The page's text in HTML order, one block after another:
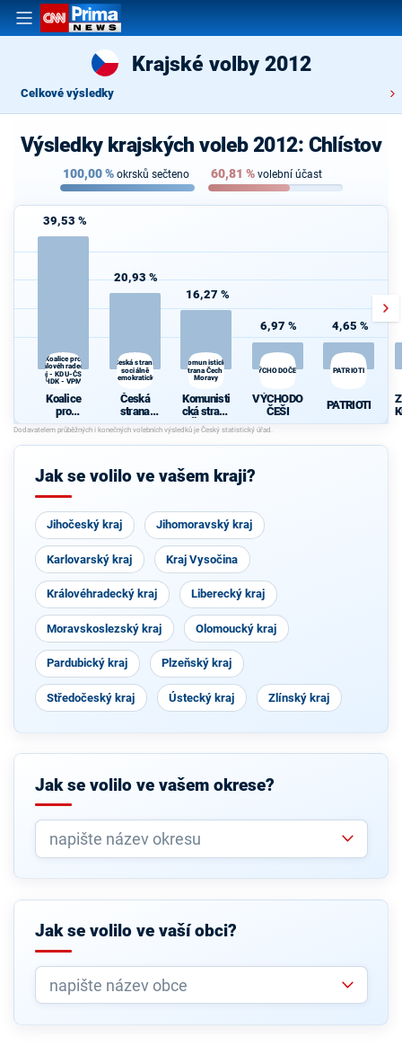
Krajské volby 2012
Celkové výsledky
Výsledky krajských voleb 2012: Chlístov
100,00% okrsků sečteno 60,81 % volební účast
39,53 %
Koalice pro
Královéhradecký
kraj - KDU-ČSL -
HDK - VPM
Koalice
pro
Královéhra
decký kraj
- KDU-
- VPM
20,93 %
Česká strana
sociálně
demokratická
Česká
strana
sociálně
demokrati
cká
16,27 %
Komunistická
strana Čech a
Moravy
Komunisti
cká strana
Čech a
Moravy
6,97 %
VÝCHODOČEŠI
VÝCHODO
ČEŠI
4,65 %
PATRIOTI
PATRIOTI
Jak se volilo ve vašem kraji?
Jihočeský kraj Jihomoravský kraj
Karlovarský kraj Kraj Vysočina
Královéhradecký kraj Liberecký kraj
Moravskoslezský kraj Olomoucký kraj
Pardubický kraj Plzeňský kraj
Středočeský kraj Ústecký kraj Zlínský kraj
Jak se volilo ve vašem okrese?
Jak se volilo ve vaší obci?